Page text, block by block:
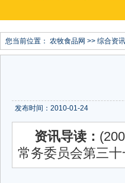
您当前位置： 农牧食品网 >> 综合资讯
发布时间：2010-01-24
资讯导读：
常务委员会第三